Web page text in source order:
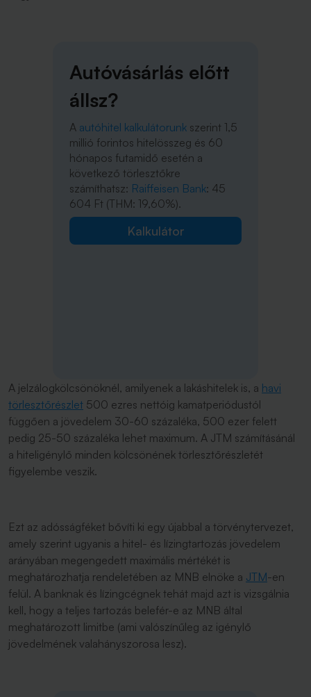
Autóvásárlás előtt
állsz?
A autóhitel kalkulátorunk szerint 1,5
millió forintos hitelösszeg és 60
hónapos futamidő esetén a
következő törlesztőkre
számíthatsz: Raiffeisen Bank: 45
604 Ft (THM: 19,60%).
Kalkulátor
A jelzálogkölcsönöknél, amilyenek a lakáshitelek is, a havi
törlesztőrészlet 500 ezres nettóig kamatperiódustól
függően a jövedelem 30-60 százaléka, 500 ezer felett
pedig 25-50 százaléka lehet maximum. A JTM számításánál
a hiteligénylő minden kölcsönének törlesztőrészletét
figyelembe veszik.
Ezt az adósságféket bővíti ki egy újabbal a törvénytervezet,
amely szerint ugyanis a hitel- és lízingtartozás jövedelem
arányában megengedett maximális mértékét is
meghatározhatja rendeletében az MNB elnöke a JTM-en
felül. A banknak és lízingcégnek tehát majd azt is vizsgálnia
kell, hogy a teljes tartozás belefér-e az MNB által
meghatározott limitbe (ami valószínűleg az igénylő
jövedelmének valahányszorosa lesz).